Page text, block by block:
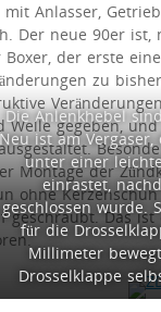
Anlasser,
Der neue 90er ist,
Boxer, der erste
zu
Welle gegeben,
Montage der
ohne
geschraubt. Das ist
Die Anlenkhebel
Neu ist am Vergaser,
unter einer
einrastet,
geschlossen wurde.
für die
Millimeter
Drosselklappe